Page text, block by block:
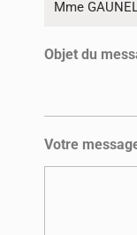
Objet du
Votre